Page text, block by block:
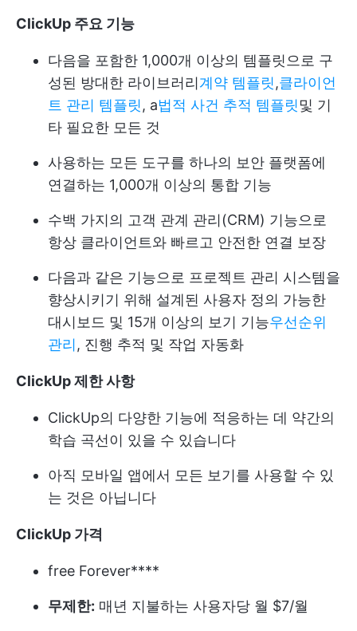
ClickUp 주요 기능
다음을 포함한 1,000개 이상의 템플릿으로 구
성된 방대한 라이브러리계약 템플릿,클라이언
트 관리 템플릿, a법적 사건 추적 템플릿및 기
타 필요한 모든 것
사용하는 모든 도구를 하나의 보안 플랫폼에
연결하는 1,000개 이상의 통합 기능
수백 가지의 고객 관계 관리(CRM) 기능으로
항상 클라이언트와 빠르고 안전한 연결 보장
다음과 같은 기능으로 프로젝트 관리 시스템을
향상시키기 위해 설계된 사용자 정의 가능한
대시보드 및 15개 이상의 보기 기능우선순위
관리 , 진행 추적 및 작업 자동화
ClickUp 제한 사항
ClickUp의 다양한 기능에 적응하는 데 약간의
학습 곡선이 있을 수 있습니다
아직 모바일 앱에서 모든 보기를 사용할 수 있
는 것은 아닙니다
ClickUp 가격
free Forever****
무제한: 매년 지불하는 사용자당 월 $7/월